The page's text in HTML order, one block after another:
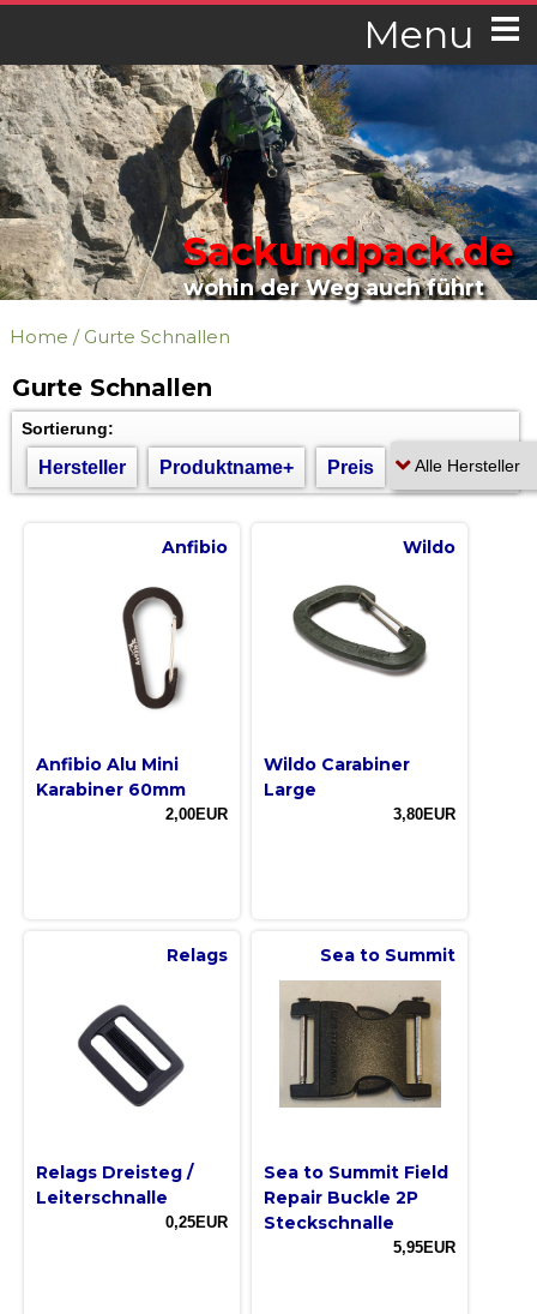
Menu
Sackundpack.de
wohin der Weg auch führt
Home / Gurte Schnallen
Gurte Schnallen
Sortierung:
Hersteller Produktname+ Preis
Anfibio
Anfibio Alu Mini
Karabiner 60mm
2,00EUR
Wildo
Wildo Carabiner
Large
3,80EUR
Relags
Relags Dreisteg /
Leiterschnalle
0,25EUR
Sea to Summit
Sea to Summit Field
Repair Buckle 2P
Steckschnalle
5,95EUR